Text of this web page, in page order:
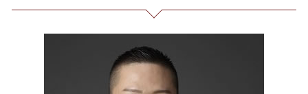
オレオレ 詐欺 警察
借金 債務整理 ブラックリスト
債務整理 和解 成立
破産 保証人
自己破産 個人再生 デメリット
企業 法務 部
不当解雇 労基
未払い 賃金
誹謗中傷 どこから
爆サイ 誹謗中傷
誹謗中傷 逮捕
ネット 誹謗中傷
消費者被害 23区 弁護士
出会い系 詐欺 23区 弁護士
消費者被害 港区 弁護士
不当請求 全国 相談
破産 問題 全国 弁護士